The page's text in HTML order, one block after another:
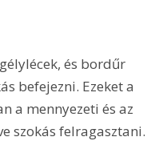
és bordűr
befejezni. Ezeket a
a mennyezeti és az
szokás felragasztani.